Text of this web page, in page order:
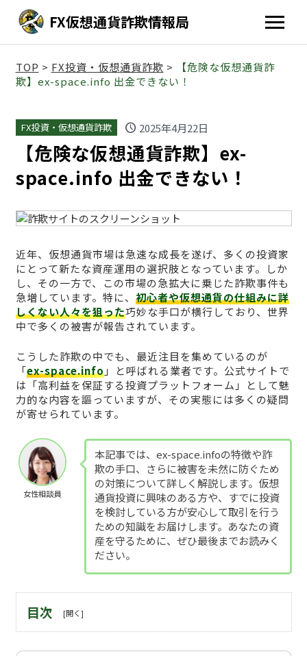
FX仮想通貨詐欺情報局
TOP > FX投資・仮想通貨詐欺 >
【危険な仮想通貨詐
欺】ex-space.info 出金できない！
FX投資・仮想通貨詐欺 schedule 2025年4月22日
【危険な仮想通貨詐欺】ex-
space.info 出金できない！
近年、仮想通貨市場は急速な成長を遂げ、多くの投資家
にとって新たな資産運用の選択肢となっています。しか
し、その一方で、この市場の急拡大に乗じた詐欺事件も
急増しています。特に、 初心者や仮想通貨の仕組みに詳
しくない人々を狙った巧妙な手口が横行しており、世界
中で多くの被害が報告されています。
こうした詐欺の中でも、最近注目を集めているのが
「ex-space.info」と呼ばれる業者です。公式サイトで
は「高利益を保証する投資プラットフォーム」として魅
力的な内容を謳っていますが、その実態には多くの疑問
が寄せられています。
女性相談員
本記事では、ex-space.infoの特徴や詐
欺の手口、さらに被害を未然に防ぐため
の対策について詳しく解説します。仮想
通貨投資に興味のある方や、すでに投資
を検討している方が安心して取引を行う
ための知識をお届けします。あなたの資
産を守るために、ぜひ最後までお読みく
ださい。
目次